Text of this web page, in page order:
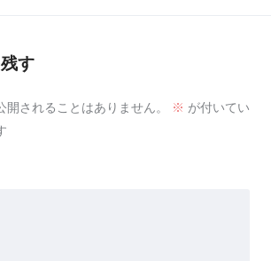
す
開されることはありません。 ※ が付いてい